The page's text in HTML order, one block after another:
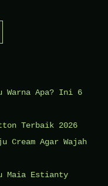
Warna Apa? Ini 6
Terbaik 2026
Agar Wajah
Maia Estianty